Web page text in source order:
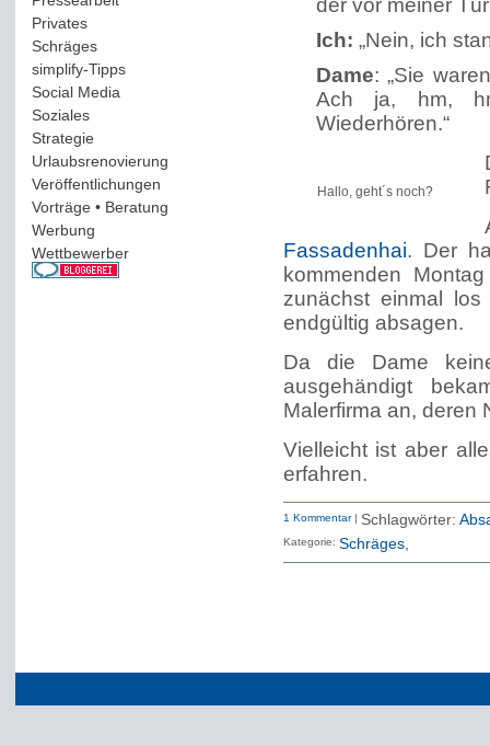
Privates(193)
Schräges(161)
simplify-Tipps(123)
Social Media
Soziales(37)
Strategie(220)
Urlaubsrenovierung
Veröffentlichungen
Vorträge • Beratung
Werbung
Wettbewerber(61)
der vor meiner
Ich: „Nein, ich
Dame: „Sie
Ach ja, hm,
Wiederhören.“
Hallo, geht´s noch?
Fassadenhai. Der
kommenden
zunächst einmal
endgültig absagen.
Da die Dame
ausgehändigt
Malerfirma an, deren
Vielleicht ist aber
erfahren.
1 Kommentar| Schlagwörter:
Kategorie: Schräges